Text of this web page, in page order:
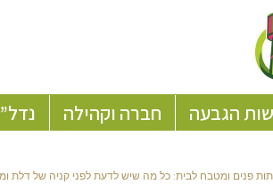
הגבעה חברה וקהילה
פנים ומטבח לבית: כל מה שיש לדעת לפני קניה של דלת